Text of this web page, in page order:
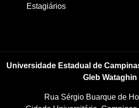
Estagiários
Universidade Estadual de
Gleb Wataghin
Rua Sérgio Buarque de